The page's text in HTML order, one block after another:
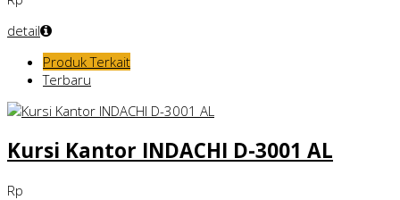
detail
Produk Terkait
Terbaru
Kursi Kantor INDACHI D-3001 AL
Rp